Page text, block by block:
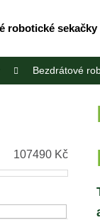
robotické sekačky
Bezdrátové
107490 Kč